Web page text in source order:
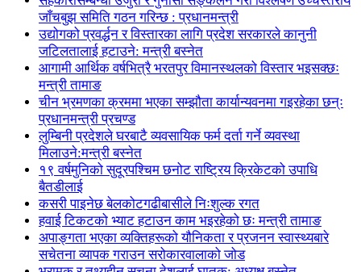
जाँचबुझ समिति गठन गरिन्छ : प्रधानमन्त्री
उद्योगको प्रवर्द्धन र विस्तारका लागि प्रदेश सरकारले कानुनी
जटिलतालाई हटाउने: मन्त्री बस्नेत
आगामी आर्थिक वर्षभित्रै भरतपुर विमानस्थलको विस्तार भइसक्छः
मन्त्री तामाङ
चीन भ्रमणका क्रममा भएका सम्झौता कार्यान्यवनमा गइरहेका छन्ः
प्रधानमन्त्री प्रचण्ड
लुम्बिनी प्रदेशले घरबाटै व्यवसायिक फर्म दर्ता गर्ने व्यवस्था
मिलाउने:मन्त्री बस्नेत
१९ वर्षमुनिको सुदूरपश्चिम छनोट राष्ट्रिय क्रिकेटको उपाधि
बैतडीलाई
कसरी पाइनेछ बेलकोटगढीबासीले निःशुल्क रगत
हवाई टिकटको भ्याट हटाउन काम भइरहेको छः मन्त्री तामाङ
अपाङ्गता भएका व्यक्तिहरूको यौनिकता र प्रजनन स्वास्थ्यबारे
सचेतना व्यापक गराउन सरोकारवालाको जोड